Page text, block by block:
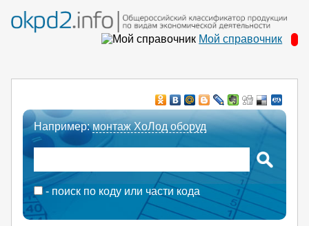
Мой справочник
Например:монтаж ХоЛод оборуд
- поиск по коду или части кода